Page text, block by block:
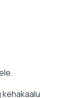
kehakaalu